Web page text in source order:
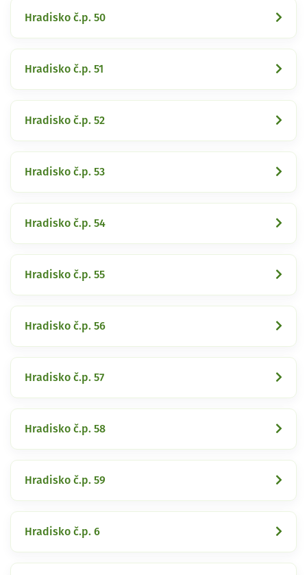
Hradisko č.p. 50
Hradisko č.p. 51
Hradisko č.p. 52
Hradisko č.p. 53
Hradisko č.p. 54
Hradisko č.p. 55
Hradisko č.p. 56
Hradisko č.p. 57
Hradisko č.p. 58
Hradisko č.p. 59
Hradisko č.p. 6